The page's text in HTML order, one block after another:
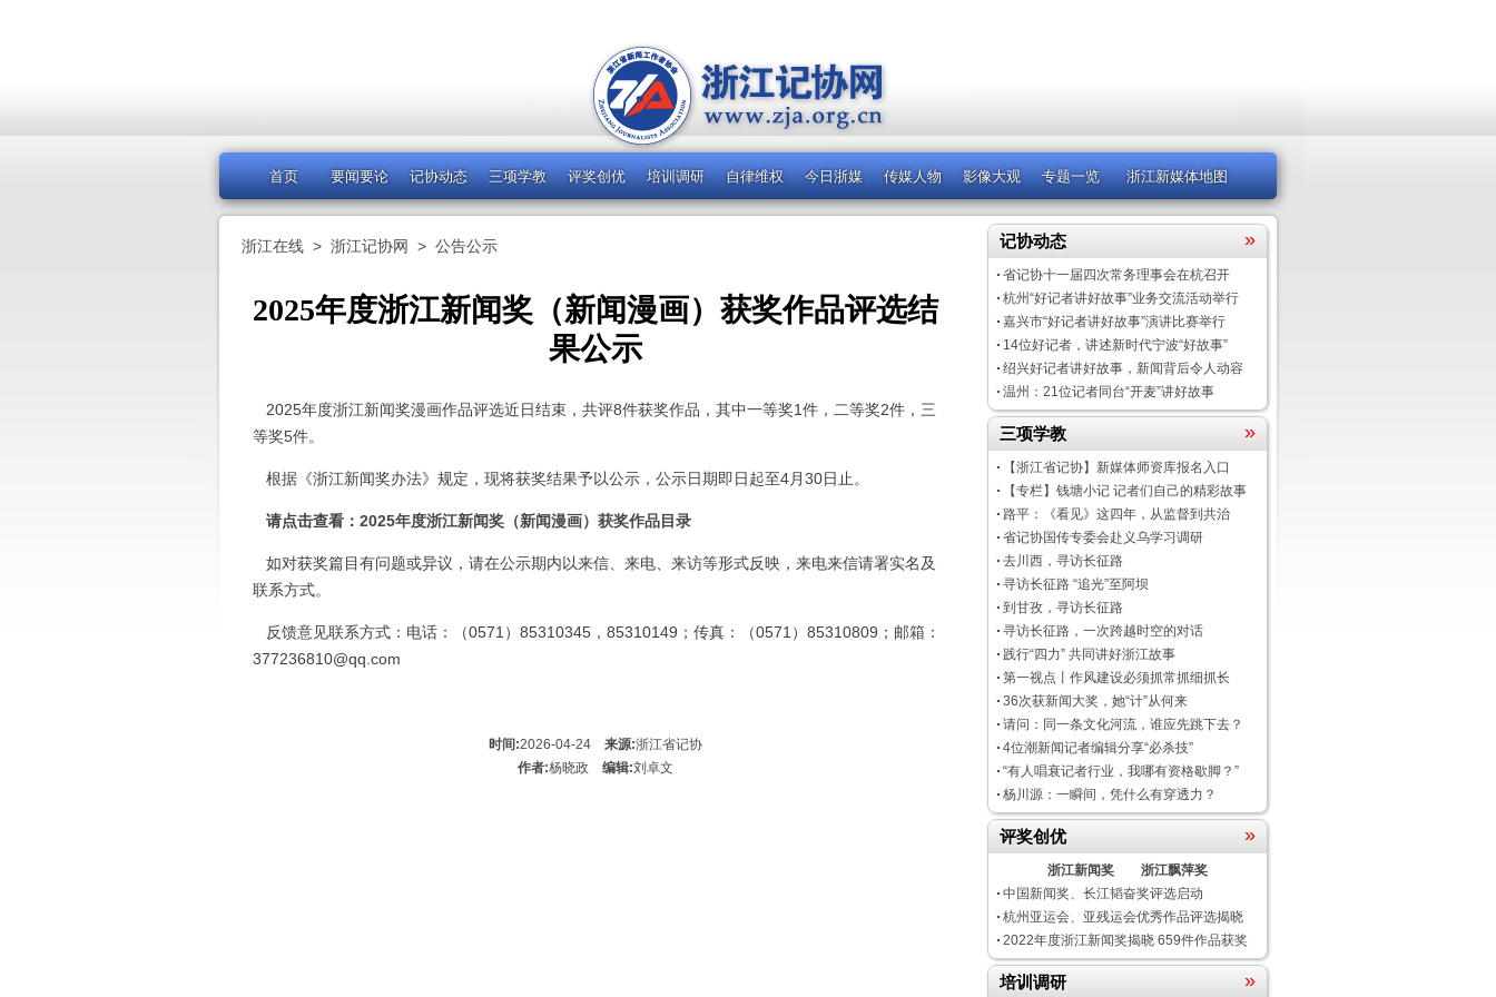
首页 要闻要论 记协动态 三项学教 评奖创优 培训调研 自律维权 今日浙媒 传媒人物 影像大观 专题一览 浙江新媒体地图
浙江在线 > 浙江记协网 > 公告公示
2025年度浙江新闻奖（新闻漫画）获奖作品评选结
果公示
2025年度浙江新闻奖漫画作品评选近日结束，共评8件获奖作品，其中一等奖1件，二等奖2件，三
等奖5件。
根据《浙江新闻奖办法》规定，现将获奖结果予以公示，公示日期即日起至4月30日止。
请点击查看： 2025年度浙江新闻奖（新闻漫画）获奖作品目录
如对获奖篇目有问题或异议，请在公示期内以来信、来电、来访等形式反映，来电来信请署实名及
联系方式。
反馈意见联系方式：电话：（0571）85310345，85310149；传真：（0571）85310809；邮箱：
377236810@qq.com
时间:2026-04-24 来源:浙江省记协
作者:杨晓政 编辑:刘卓文
记协动态 »
省记协十一届四次常务理事会在杭召开
杭州“好记者讲好故事”业务交流活动举行
嘉兴市“好记者讲好故事”演讲比赛举行
14位好记者，讲述新时代宁波“好故事”
绍兴好记者讲好故事，新闻背后令人动容
温州：21位记者同台“开麦”讲好故事
三项学教 »
【浙江省记协】新媒体师资库报名入口
【专栏】钱塘小记 记者们自己的精彩故事
路平：《看见》这四年，从监督到共治
省记协国传专委会赴义乌学习调研
去川西，寻访长征路
寻访长征路 “追光”至阿坝
到甘孜，寻访长征路
寻访长征路，一次跨越时空的对话
践行“四力” 共同讲好浙江故事
第一视点丨作风建设必须抓常抓细抓长
36次获新闻大奖，她“计”从何来
请问：同一条文化河流，谁应先跳下去？
4位潮新闻记者编辑分享“必杀技”
“有人唱衰记者行业，我哪有资格歇脚？”
杨川源：一瞬间，凭什么有穿透力？
评奖创优 »
浙江新闻奖
浙江飘萍奖
中国新闻奖、长江韬奋奖评选启动
杭州亚运会、亚残运会优秀作品评选揭晓
2022年度浙江新闻奖揭晓 659件作品获奖
培训调研 »